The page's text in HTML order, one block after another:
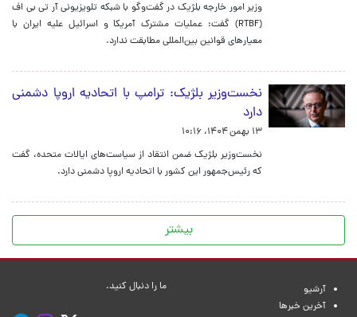
وزیر امور خارجه بلژیک در گفت‌وگو با شبکه تلویزیونی آر تی بی اف
(RTBF) گفت: عملیات مشترک آمریکا و اسرائیل علیه ایران با
معیارهای قوانین بین‌المللی مطابقت ندارد.
نخست‌وزیر بلژیک: ترامپ با اتحادیه اروپا دشمنی
دارد
۱۳ بهمن ۱۴۰۴، ۱۰:۱۶
نخست‌وزیر بلژیک ضمن انتقاد از سیاست‌های ایالات متحده، گفت
که رئیس‌جمهور این کشور با اتحادیه اروپا دشمنی دارد.
بیشتر
آرشیو
آخرین خبرها
ما را دنبال کنید.